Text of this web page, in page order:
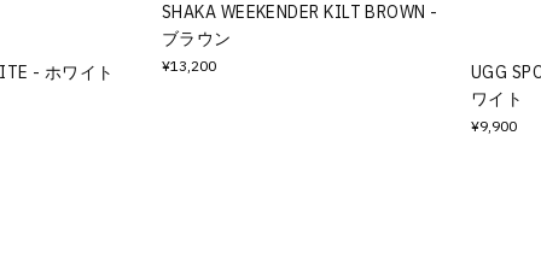
- ホワイト
SHAKA WEEKENDER KILT BROWN -
ブラウン
¥13,200
UGG
ワイト
¥9,900